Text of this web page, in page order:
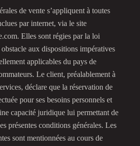
de vente s’appliquent à toutes
par internet, via le site
Elles sont régies par la loi
aux dispositions impératives
applicables du pays de
Le client, préalablement à
déclare que la réservation de
pour ses besoins personnels et
capacité juridique lui permettant de
présentes conditions générales. Les
sont mentionnées au cours de